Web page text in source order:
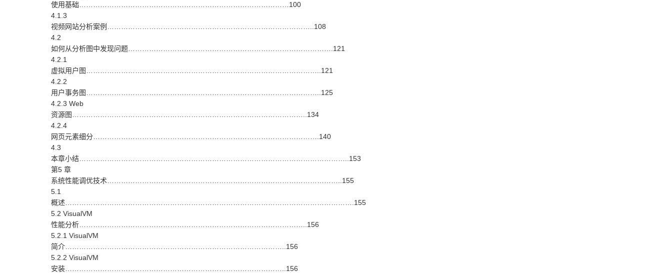
使用基础………………………………………………………………………………100
4.1.3
视频网站分析案例……………………………………………………………………………..108
4.2
如何从分析图中发现问题…………………………………………………………………………….121
4.2.1
虚拟用户图………………………………………………………………………………………..121
4.2.2
用户事务图………………………………………………………………………………………..125
4.2.3 Web
资源图………………………………………………………………………………………..134
4.2.4
网页元素细分…………………………………………………………………………………….140
4.3
本章小结……………………………………………………………………………………………………..153
第5 章
系统性能调优技术………………………………………………………………………………………..155
5.1
概述…………………………………………………………………………………………………………….155
5.2 VisualVM
性能分析……………………………………………………………………………………..156
5.2.1 VisualVM
简介…………………………………………………………………………………..156
5.2.2 VisualVM
安装…………………………………………………………………………………..156